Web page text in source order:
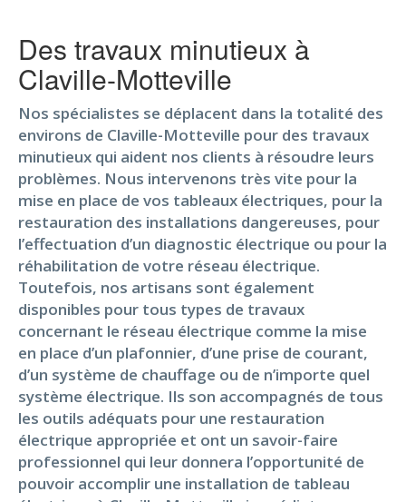
Des travaux minutieux à
Claville-Motteville
Nos spécialistes se déplacent dans la totalité des
environs de Claville-Motteville pour des travaux
minutieux qui aident nos clients à résoudre leurs
problèmes. Nous intervenons très vite pour la
mise en place de vos tableaux électriques, pour la
restauration des installations dangereuses, pour
l’effectuation d’un diagnostic électrique ou pour la
réhabilitation de votre réseau électrique.
Toutefois, nos artisans sont également
disponibles pour tous types de travaux
concernant le réseau électrique comme la mise
en place d’un plafonnier, d’une prise de courant,
d’un système de chauffage ou de n’importe quel
système électrique. Ils son accompagnés de tous
les outils adéquats pour une restauration
électrique appropriée et ont un savoir-faire
professionnel qui leur donnera l’opportunité de
pouvoir accomplir une installation de tableau